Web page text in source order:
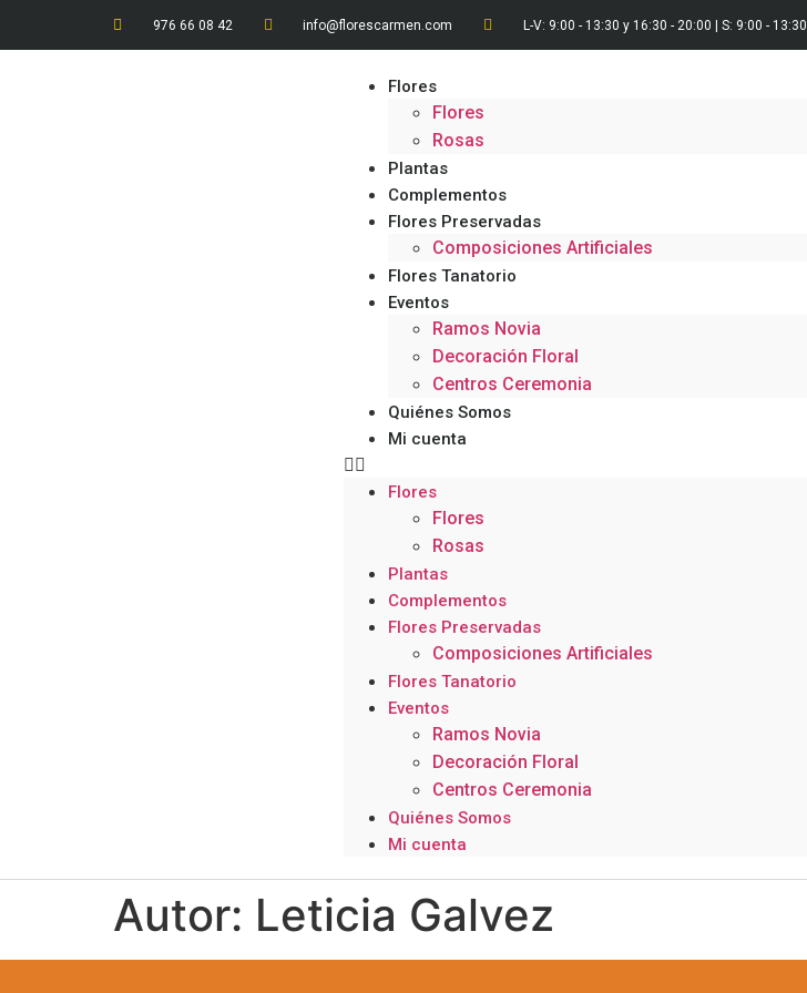
976 66 08 42 info@florescarmen.com L-V: 9:00 - 13:30 y 16:30 - 20:00 | S: 9:00 - 13:30
Flores
Flores
Rosas
Plantas
Complementos
Flores Preservadas
Composiciones Artificiales
Flores Tanatorio
Eventos
Ramos Novia
Decoración Floral
Centros Ceremonia
Quiénes Somos
Mi cuenta
Flores
Flores
Rosas
Plantas
Complementos
Flores Preservadas
Composiciones Artificiales
Flores Tanatorio
Eventos
Ramos Novia
Decoración Floral
Centros Ceremonia
Quiénes Somos
Mi cuenta
Autor: Leticia Galvez